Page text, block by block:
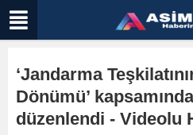
‘Jandarma
Dönümü’
düzenlendi - Videolu